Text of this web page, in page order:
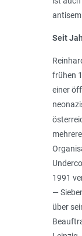
Seit
frühen
einer
1991
—
über